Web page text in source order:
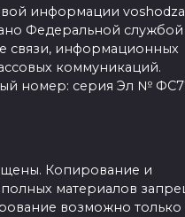
информации
Федеральной
связи, информационных
коммуникаций.
номер: серия Эл №
Копирование и
материалов
возможно